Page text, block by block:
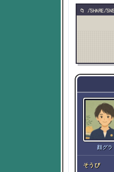
/SHARE/
顔グラ
そうび